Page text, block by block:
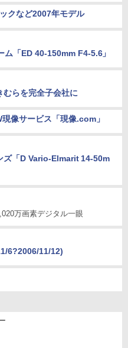
クなど2007年モデル
「ED 40-150mm F4-5.6」
らを完全子会社に
像サービス「現像.com」
ズ「D Vario-Elmarit 14-50m
万画素デジタル一眼
6?2006/11/12)